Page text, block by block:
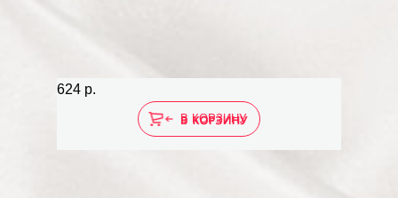
624 р.
В КОРЗИНУ